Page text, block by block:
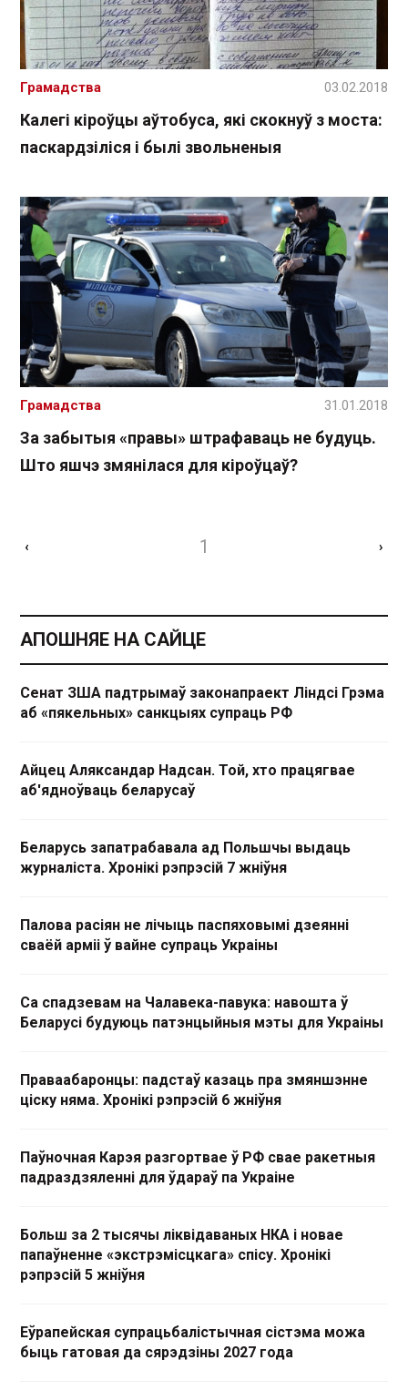
Калегі кіроўцы аўтобуса, які скокнуў з моста:
паскардзіліся і былі звольненыя
Грамадства 03.02.2018
За забытыя «правы» штрафаваць не будуць.
Што яшчэ змянілася для кіроўцаў?
Грамадства 31.01.2018
‹ 1 ›
АПОШНЯЕ НА САЙЦЕ
Сенат ЗША падтрымаў законапраект Ліндсі Грэма
аб «пякельных» санкцыях супраць РФ
Айцец Аляксандар Надсан. Той, хто працягвае
аб'ядноўваць беларусаў
Беларусь запатрабавала ад Польшчы выдаць
журналіста. Хронікі рэпрэсій 7 жніўня
Палова расіян не лічыць паспяховымі дзеянні
сваёй арміі ў вайне супраць Украіны
Са спадзевам на Чалавека-павука: навошта ў
Беларусі будуюць патэнцыйныя мэты для Украіны
Праваабаронцы: падстаў казаць пра змяншэнне
ціску няма. Хронікі рэпрэсій 6 жніўня
Паўночная Карэя разгортвае ў РФ свае ракетныя
падраздзяленні для ўдараў па Украіне
Больш за 2 тысячы ліквідаваных НКА і новае
папаўненне «экстрэмісцкага» спісу. Хронікі
рэпрэсій 5 жніўня
Еўрапейская супрацьбалістычная сістэма можа
быць гатовая да сярэдзіны 2027 года